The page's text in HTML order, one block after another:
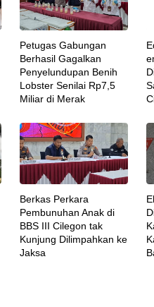
Petugas Gabungan
Berhasil Gagalkan
Penyelundupan Benih
Lobster Senilai Rp7,5
Miliar di Merak
Berkas Perkara
Pembunuhan Anak di
BBS III Cilegon tak
Kunjung Dilimpahkan ke
Jaksa